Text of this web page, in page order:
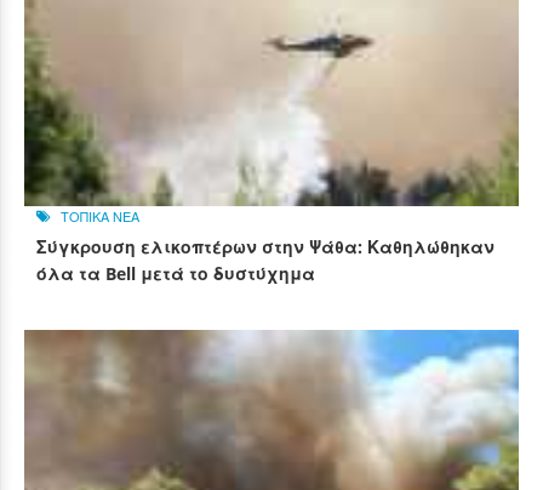
ΤΟΠΙΚΑ ΝΕΑ
Σύγκρουση ελικοπτέρων στην Ψάθα: Καθηλώθηκαν
όλα τα Bell μετά το δυστύχημα